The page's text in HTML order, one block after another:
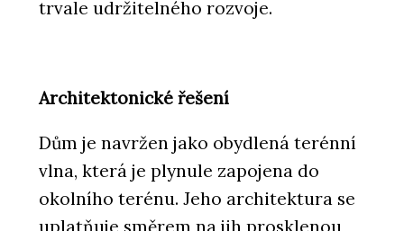
trvale udržitelného rozvoje.
Architektonické řešení
Dům je navržen jako obydlená terénní
vlna, která je plynule zapojena do
okolního terénu. Jeho architektura se